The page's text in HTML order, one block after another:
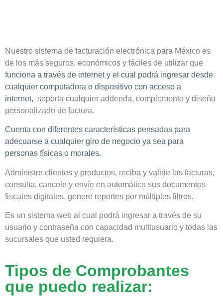
Nuestro sistema de facturación electrónica para México es
de los más seguros, económicos y fáciles de utilizar que
funciona a través de internet y el cual podrá ingresar desde
cualquier computadora o dispositivo con acceso a
internet, soporta cualquier addenda, complemento y diseño
personalizado de factura.
Cuenta con diferentes características pensadas para
adecuarse a cualquier giro de negocio ya sea para
personas físicas o morales.
Administre clientes y productos, reciba y valide las facturas,
consulta, cancele y envíe en automático sus documentos
fiscales digitales, genere reportes por múltiples filtros.
Es un sistema web al cual podrá ingresar a través de su
usuario y contraseña con capacidad multiusuario y todas las
sucursales que usted requiera.
Tipos de Comprobantes
que puedo realizar: